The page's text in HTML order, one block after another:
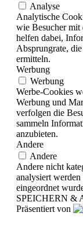
Analyse
Analytische
wie Besucher mit
helfen dabei,
Absprungrate,
ermitteln.
Werbung
Werbung
Werbe-Cookies
Werbung und
verfolgen die
sammeln
anzubieten.
Andere
Andere
Andere nicht
analysiert
eingeordnet
SPEICHERN &
Präsentiert von